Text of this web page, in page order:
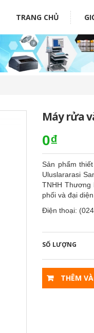
TRANG CHỦ
Máy rửa
0₫
Sản phẩm
Uluslararasi
TNHH Thương
phối và đại
Điện thoại:
SỐ LƯỢNG
THÊM